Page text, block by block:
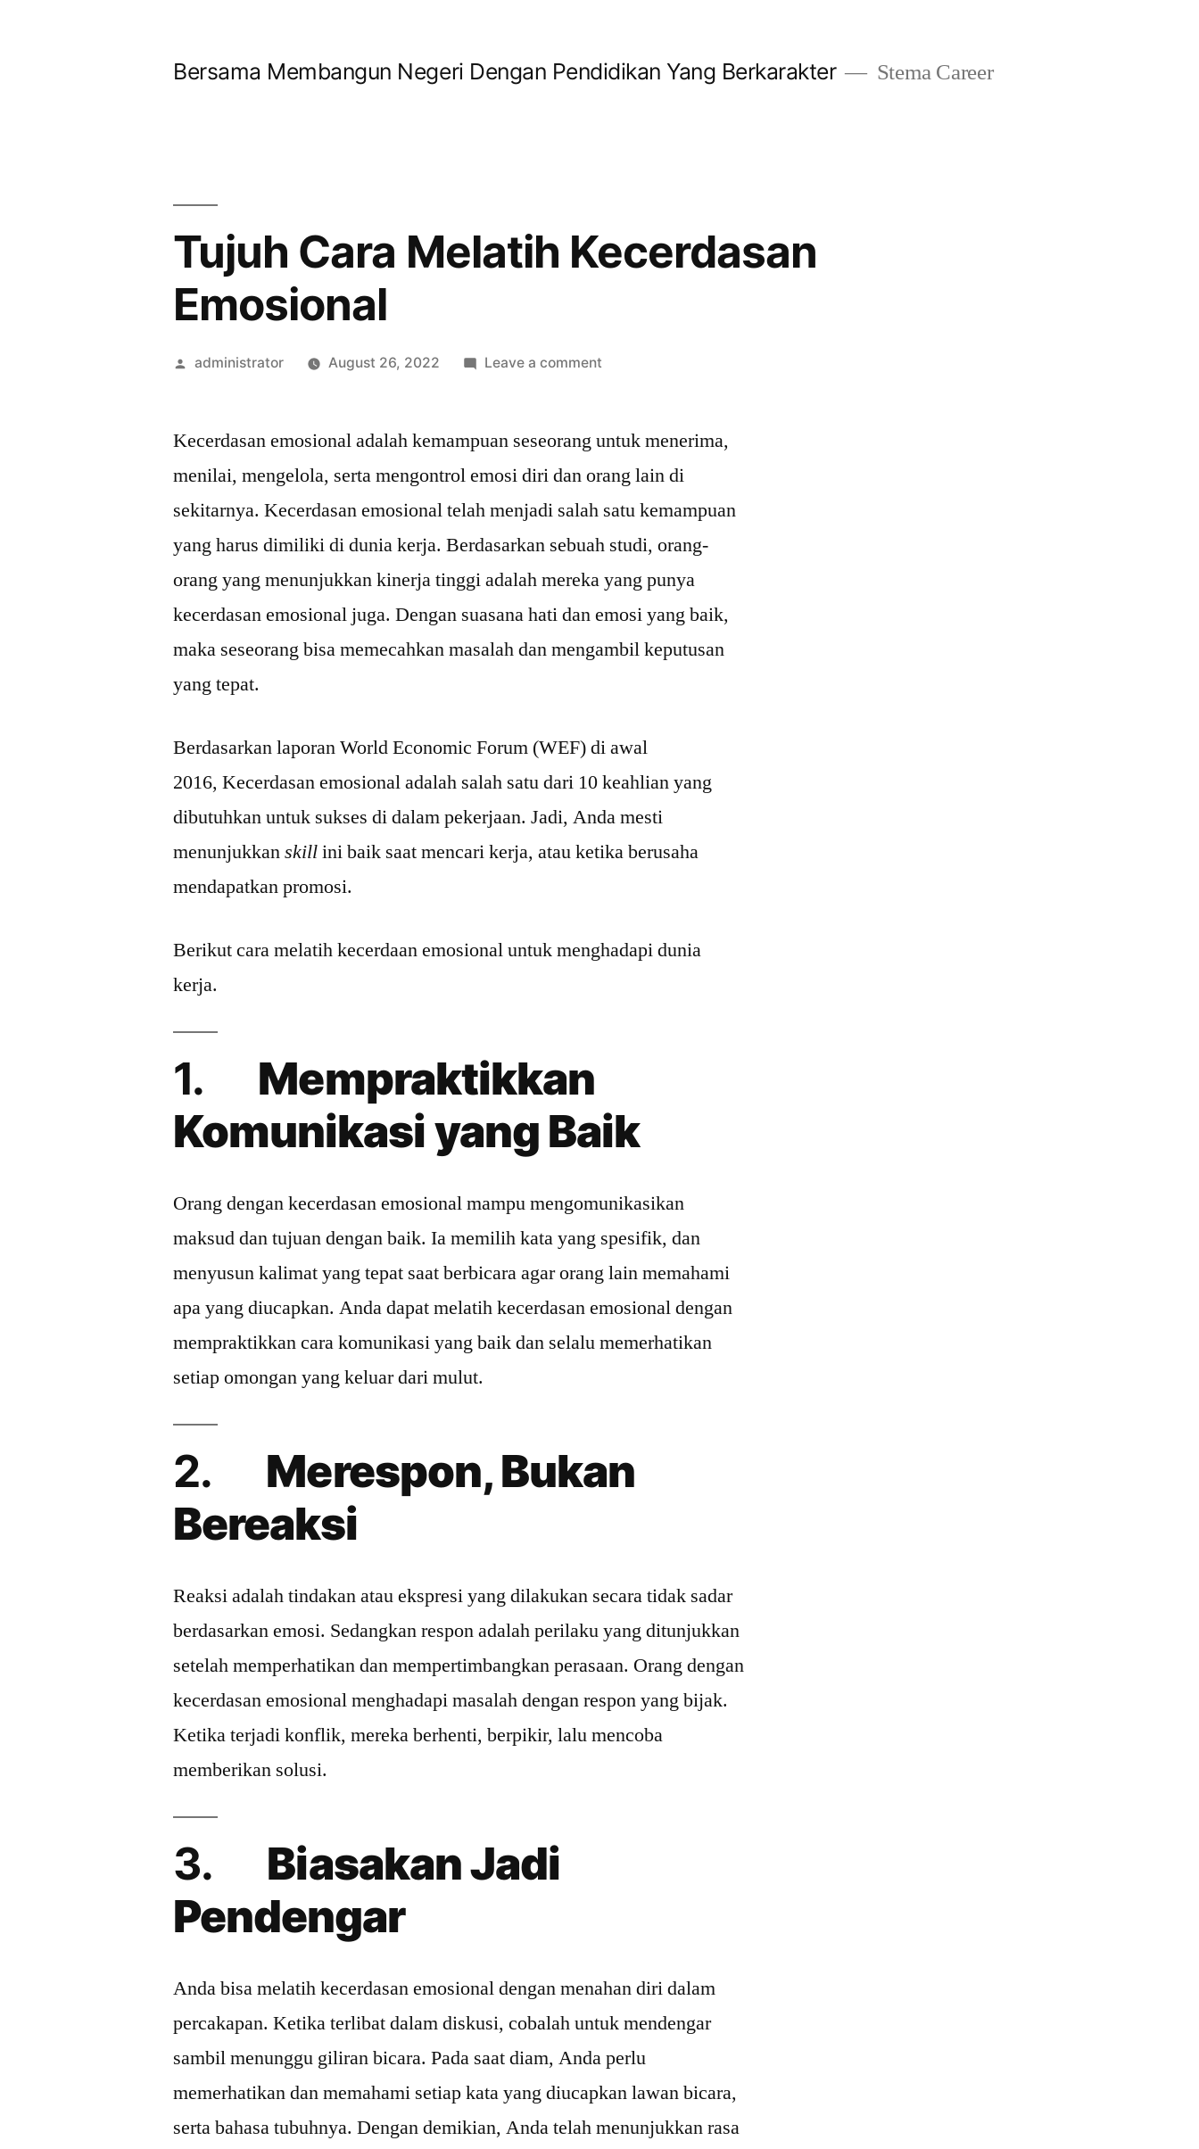
Bersama Membangun Negeri Dengan Pendidikan Yang Berkarakter Stema Career
Tujuh Cara Melatih Kecerdasan
Emosional
administrator August 26, 2022 Leave a comment
Kecerdasan emosional adalah kemampuan seseorang untuk menerima,
menilai, mengelola, serta mengontrol emosi diri dan orang lain di
sekitarnya. Kecerdasan emosional telah menjadi salah satu kemampuan
yang harus dimiliki di dunia kerja. Berdasarkan sebuah studi, orang-
orang yang menunjukkan kinerja tinggi adalah mereka yang punya
kecerdasan emosional juga. Dengan suasana hati dan emosi yang baik,
maka seseorang bisa memecahkan masalah dan mengambil keputusan
yang tepat.
Berdasarkan laporan World Economic Forum (WEF) di awal
2016, Kecerdasan emosional adalah salah satu dari 10 keahlian yang
dibutuhkan untuk sukses di dalam pekerjaan. Jadi, Anda mesti
menunjukkanskillini baik saat mencari kerja, atau ketika berusaha
mendapatkan promosi.
Berikut cara melatih kecerdaan emosional untuk menghadapi dunia
kerja.
1. Mempraktikkan
Komunikasi yang Baik
Orang dengan kecerdasan emosional mampu mengomunikasikan
maksud dan tujuan dengan baik. Ia memilih kata yang spesifik, dan
menyusun kalimat yang tepat saat berbicara agar orang lain memahami
apa yang diucapkan. Anda dapat melatih kecerdasan emosional dengan
mempraktikkan cara komunikasi yang baik dan selalu memerhatikan
setiap omongan yang keluar dari mulut.
2. Merespon, Bukan
Bereaksi
Reaksi adalah tindakan atau ekspresi yang dilakukan secara tidak sadar
berdasarkan emosi. Sedangkan respon adalah perilaku yang ditunjukkan
setelah memperhatikan dan mempertimbangkan perasaan. Orang dengan
kecerdasan emosional menghadapi masalah dengan respon yang bijak.
Ketika terjadi konflik, mereka berhenti, berpikir, lalu mencoba
memberikan solusi.
3. Biasakan Jadi
Pendengar
Anda bisa melatih kecerdasan emosional dengan menahan diri dalam
percakapan. Ketika terlibat dalam diskusi, cobalah untuk mendengar
sambil menunggu giliran bicara. Pada saat diam, Anda perlu
memerhatikan dan memahami setiap kata yang diucapkan lawan bicara,
serta bahasa tubuhnya. Dengan demikian, Anda telah menunjukkan rasa